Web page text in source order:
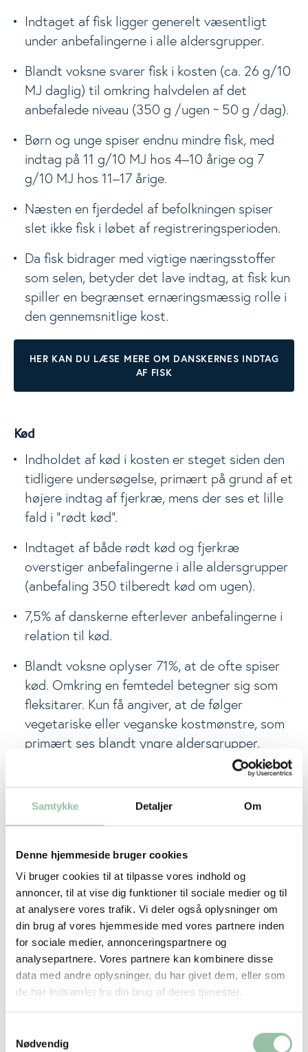
Samtykke Detaljer Om
Denne hjemmeside bruger cookies
Vi bruger cookies til at tilpasse vores indhold og
annoncer, til at vise dig funktioner til sociale medier og til
at analysere vores trafik. Vi deler også oplysninger om
din brug af vores hjemmeside med vores partnere inden
for sociale medier, annonceringspartnere og
analysepartnere. Vores partnere kan kombinere disse
data med andre oplysninger, du har givet dem, eller som
de har indsamlet fra din brug af deres tjenester.
Nødvendig
Indtaget af fisk ligger generelt væsentligt
under anbefalingerne i alle aldersgrupper.
Blandt voksne svarer fisk i kosten (ca. 26 g/10
MJ daglig) til omkring halvdelen af det
anbefalede niveau (350 g /ugen ~ 50 g /dag).
Børn og unge spiser endnu mindre fisk, med
indtag på 11 g/10 MJ hos 4–10 årige og 7
g/10 MJ hos 11–17 årige.
Næsten en fjerdedel af befolkningen spiser
slet ikke fisk i løbet af registreringsperioden.
Da fisk bidrager med vigtige næringsstoffer
som selen, betyder det lave indtag, at fisk kun
spiller en begrænset ernæringsmæssig rolle i
den gennemsnitlige kost.
HER KAN DU LÆSE MERE OM DANSKERNES INDTAG
AF FISK
Kød
Indholdet af kød i kosten er steget siden den
tidligere undersøgelse, primært på grund af et
højere indtag af fjerkræ, mens der ses et lille
fald i ”rødt kød”.
Indtaget af både rødt kød og fjerkræ
overstiger anbefalingerne i alle aldersgrupper
(anbefaling 350 tilberedt kød om ugen).
7,5% af danskerne efterlever anbefalingerne i
relation til kød.
Blandt voksne oplyser 71%, at de ofte spiser
kød. Omkring en femtedel betegner sig som
fleksitarer. Kun få angiver, at de følger
vegetariske eller veganske kostmønstre, som
primært ses blandt yngre aldersgrupper.
Personer, der angiver at spise mindre rødt kød,
har lavere, men fortsat relativt højt indtag af
rødt kød. Kvinder angiver oftere end mænd, at
de har kødreducerende vaner.
Kød bidrager væsentligt til energi, protein og
flere mikronæringsstoffer (fx vitamin A, vitamin
B6, B12 samt jern, zink og selen).
Kød er samtidig kilde til mættede fedtsyrer
(anbefalingen er <10 E%) og salt (5 g/dag),
som ligger over anbefalingerne.
HER KAN DU LÆSE MERE OM DANSKERNES INDTAG